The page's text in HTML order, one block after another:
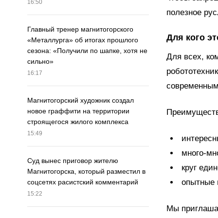
16:50
Главный тренер магнитогорского
«Металлурга» об итогах прошлого
сезона: «Получили по шапке, хотя не
сильно»
16:17
Магнитогорский художник создал
новое граффити на территории
строящегося жилого комплекса
15:49
Суд вынес приговор жителю
Магнитогорска, который разместил в
соцсетях расистский комментарий
15:22
полезное
Для кого
Для всех,
много-
круг
опытные
Мы